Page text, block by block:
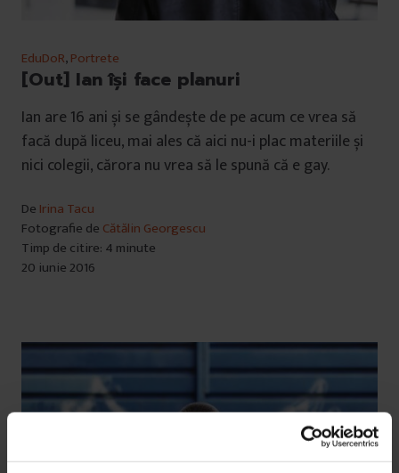
EduDoR,Portrete
[Out] Ian își face planuri
Ian are 16 ani și se gândește de pe acum ce vrea să
facă după liceu, mai ales că aici nu-i plac materiile și
nici colegii, cărora nu vrea să le spună că e gay.
De Irina Tacu
Fotografie de Cătălin Georgescu
Timp de citire: 4 minute
20 iunie 2016